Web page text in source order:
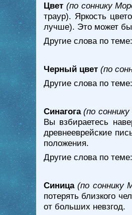
Цвет (по соннику
траур). Яркость
лучше). Это может
Другие слова по теме:
Черный цвет (по
Другие слова по теме:
Синагога (по
Вы взбираетесь
древнееврейские
положения.
Другие слова по теме:
Синица (по соннику
потерять близкого
от больших невзгод.